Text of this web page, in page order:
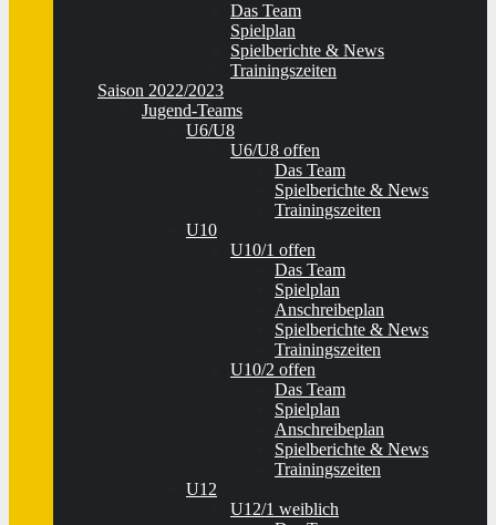
Das Team
Spielplan
Spielberichte & News
Trainingszeiten
Saison 2022/2023
Jugend-Teams
U6/U8
U6/U8 offen
Das Team
Spielberichte & News
Trainingszeiten
U10
U10/1 offen
Das Team
Spielplan
Anschreibeplan
Spielberichte & News
Trainingszeiten
U10/2 offen
Das Team
Spielplan
Anschreibeplan
Spielberichte & News
Trainingszeiten
U12
U12/1 weiblich